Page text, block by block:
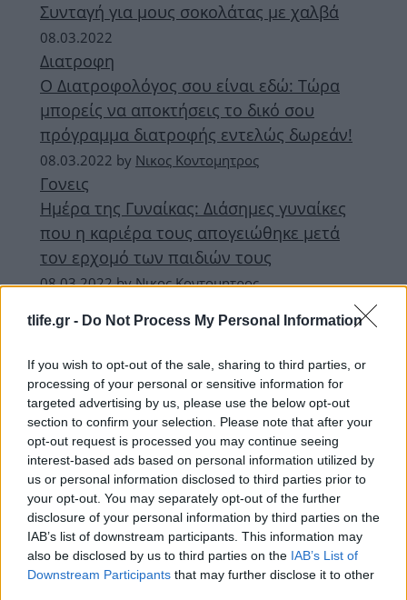
tlife.gr - Do Not Process My Personal Information
If you wish to opt-out of the sale, sharing to third parties, or
processing of your personal or sensitive information for
targeted advertising by us, please use the below opt-out
section to confirm your selection. Please note that after your
opt-out request is processed you may continue seeing
interest-based ads based on personal information utilized by
us or personal information disclosed to third parties prior to
your opt-out. You may separately opt-out of the further
disclosure of your personal information by third parties on the
IAB’s list of downstream participants. This information may
also be disclosed by us to third parties on the IAB’s List of
Downstream Participants that may further disclose it to other
Συνταγή για μους σοκολάτας με χαλβά
08.03.2022
Διατροφη
Ο Διατροφολόγος σου είναι εδώ: Τώρα
μπορείς να αποκτήσεις το δικό σου
πρόγραμμα διατροφής εντελώς δωρεάν!
08.03.2022 by Νικος Κοντομητρος
Γονεις
Ημέρα της Γυναίκας: Διάσημες γυναίκες
που η καριέρα τους απογειώθηκε μετά
τον ερχομό των παιδιών τους
08.03.2022byΝικος Κοντομητρος
Νηστεία: Τι να προσέξεις για να μην
πάρεις κιλά
ΔΙΑΦΗΜΙΣΗ